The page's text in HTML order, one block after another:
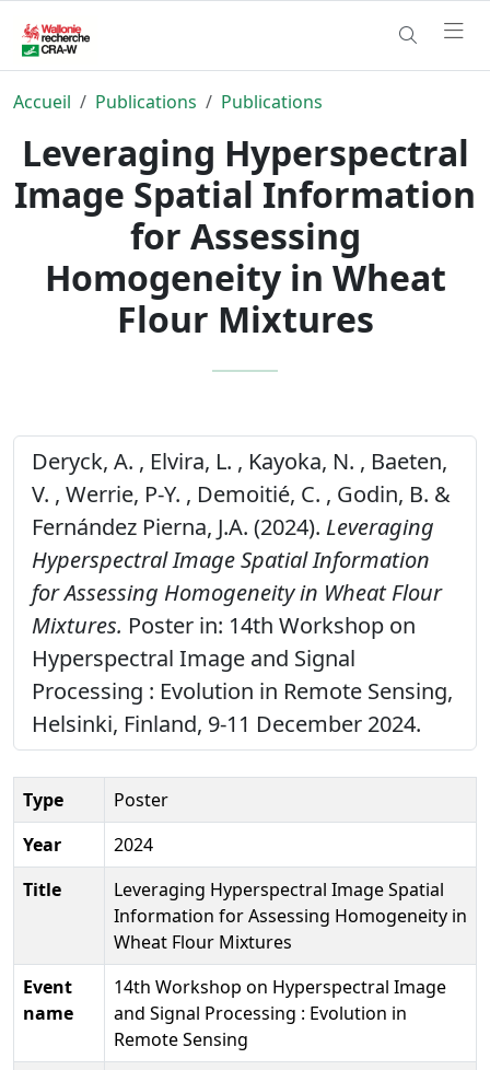
Accueil Publications Publications
Leveraging Hyperspectral
Image Spatial Information
for Assessing
Homogeneity in Wheat
Flour Mixtures
Deryck, A. , Elvira, L. , Kayoka, N. , Baeten,
V. , Werrie, P-Y. , Demoitié, C. , Godin, B. &
Fernández Pierna, J.A. (2024). Leveraging
Hyperspectral Image Spatial Information
for Assessing Homogeneity in Wheat Flour
Mixtures. Poster in: 14th Workshop on
Hyperspectral Image and Signal
Processing : Evolution in Remote Sensing,
Helsinki, Finland, 9-11 December 2024.
Type
Poster
Year
2024
Title
Leveraging Hyperspectral Image Spatial
Information for Assessing Homogeneity in
Wheat Flour Mixtures
Event
name
14th Workshop on Hyperspectral Image
and Signal Processing : Evolution in
Remote Sensing